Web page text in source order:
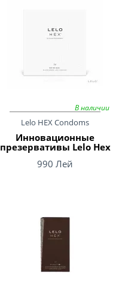
В наличии
Lelo HEX Condoms
Инновационные
презервативы Lelo Hex
990 Лей